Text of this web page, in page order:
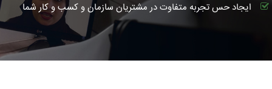
ایجاد حس تجربه متفاوت در مشتریان سازمان و کسب و کار شما